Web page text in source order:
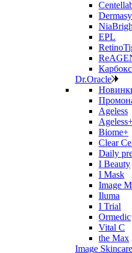
EPL
Dr.Oracle
Ageless
Biome+
Clear
Daily
I Beauty
I Mask
Image
Iluma
I Trial
Ormedic
Vital C
the Max
Image Skincare